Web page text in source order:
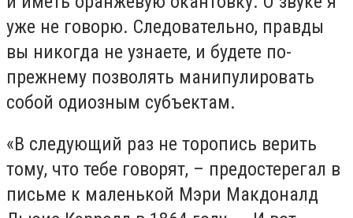
уже не говорю. Следовательно, правды
вы никогда не узнаете, и будете по-
прежнему позволять манипулировать
собой одиозным субъектам.
«В следующий раз не торопись верить
тому, что тебе говорят, – предостерегал в
письме к маленькой Мэри Макдоналд